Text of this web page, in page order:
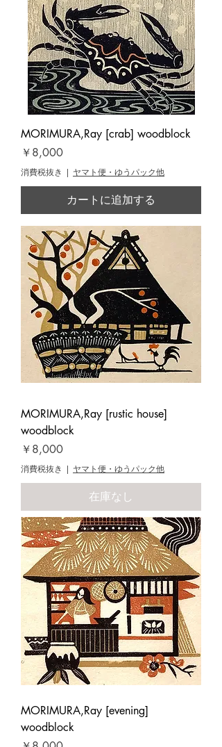
MORIMURA,Ray [crab] woodblock
価格
￥8,000
消費税抜き | ヤマト便・ゆうパック他
カートに追加する
MORIMURA,Ray [rustic house]
woodblock
価格
￥8,000
消費税抜き | ヤマト便・ゆうパック他
在庫なし
MORIMURA,Ray [evening]
woodblock